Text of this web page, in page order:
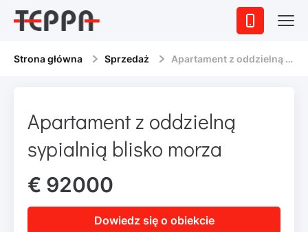
Strona główna Sprzedaż Apartament z oddzielną sypialnią blisko morza
Apartament z oddzielną
sypialnią blisko morza
€ 92000
Dowiedz się o obiekcie